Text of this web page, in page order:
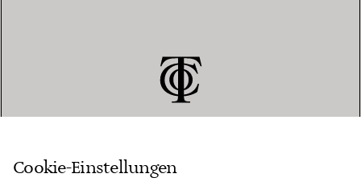
KUNDENSERVICE
Cookie-Einstellungen